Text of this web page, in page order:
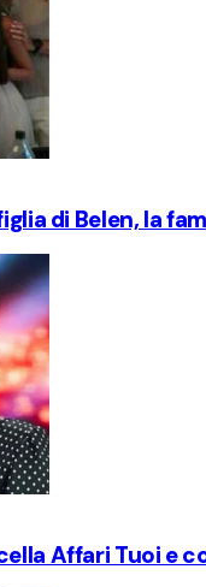
di Belen, la
Affari Tuoi e